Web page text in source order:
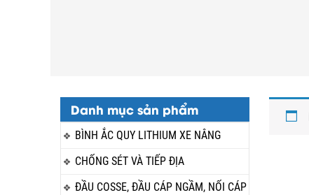
Danh mục sản phẩm
BÌNH ẮC QUY LITHIUM XE NÂNG
CHỐNG SÉT VÀ TIẾP ĐỊA
ĐẦU COSSE, ĐẦU CÁP NGẦM, NỐI CÁP